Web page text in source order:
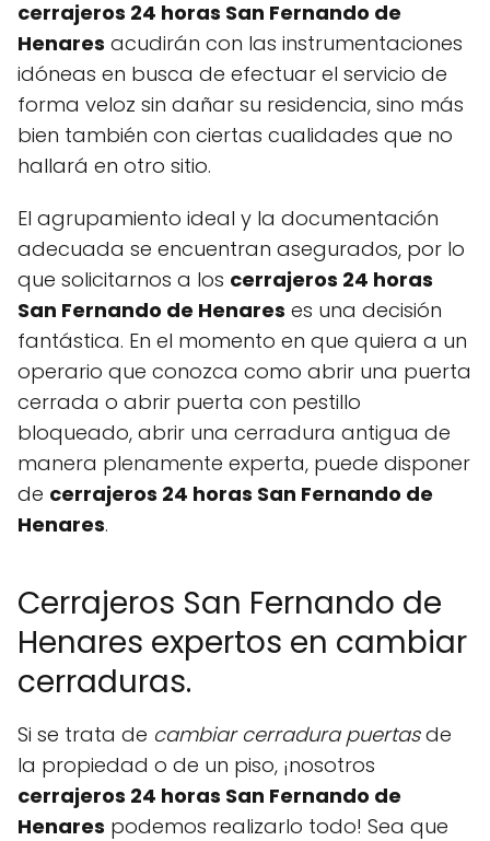
cerrajeros 24 horas San Fernando de
Henares acudirán con las instrumentaciones
idóneas en busca de efectuar el servicio de
forma veloz sin dañar su residencia, sino más
bien también con ciertas cualidades que no
hallará en otro sitio.
El agrupamiento ideal y la documentación
adecuada se encuentran asegurados, por lo
que solicitarnos a los cerrajeros 24 horas
San Fernando de Henares es una decisión
fantástica. En el momento en que quiera a un
operario que conozca como abrir una puerta
cerrada o abrir puerta con pestillo
bloqueado, abrir una cerradura antigua de
manera plenamente experta, puede disponer
de cerrajeros 24 horas San Fernando de
Henares.
Cerrajeros San Fernando de
Henares expertos en cambiar
cerraduras.
Si se trata de cambiar cerradura puertasde
la propiedad o de un piso, ¡nosotros
cerrajeros 24 horas San Fernando de
Henares podemos realizarlo todo! Sea que